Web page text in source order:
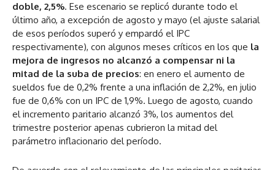
doble, 2,5%. Ese escenario se replicó durante todo el
último año, a excepción de agosto y mayo (el ajuste salarial
de esos períodos superó y empardó el IPC
respectivamente), con algunos meses críticos en los que la
mejora de ingresos no alcanzó a compensar ni la
mitad de la suba de precios: en enero el aumento de
sueldos fue de 0,2% frente a una inflación de 2,2%, en julio
fue de 0,6% con un IPC de 1,9%. Luego de agosto, cuando
el incremento paritario alcanzó 3%, los aumentos del
trimestre posterior apenas cubrieron la mitad del
parámetro inflacionario del período.